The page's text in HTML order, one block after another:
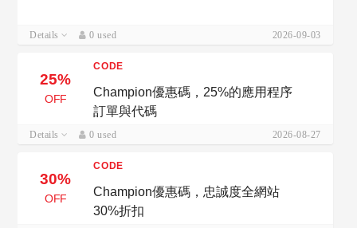
Details 0 used 2026-09-03
25%
OFF
CODE
Champion優惠碼，25%的應用程序
訂單與代碼
Details 0 used 2026-08-27
30%
OFF
CODE
Champion優惠碼，忠誠度全網站
30%折扣